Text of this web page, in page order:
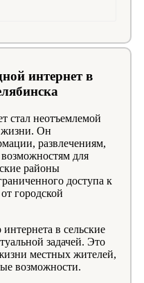
интернет в
стал неотъемлемой
жизни. Он
развлечениям,
для
районы
доступа к
городской
в сельские
задачей. Это
местных жителей,
возможности.